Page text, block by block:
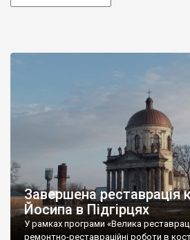
Завершена реставрація
Йосипа в Підгірцях
У рамках програми «Велика
ремонтно-реставраційні роботи в